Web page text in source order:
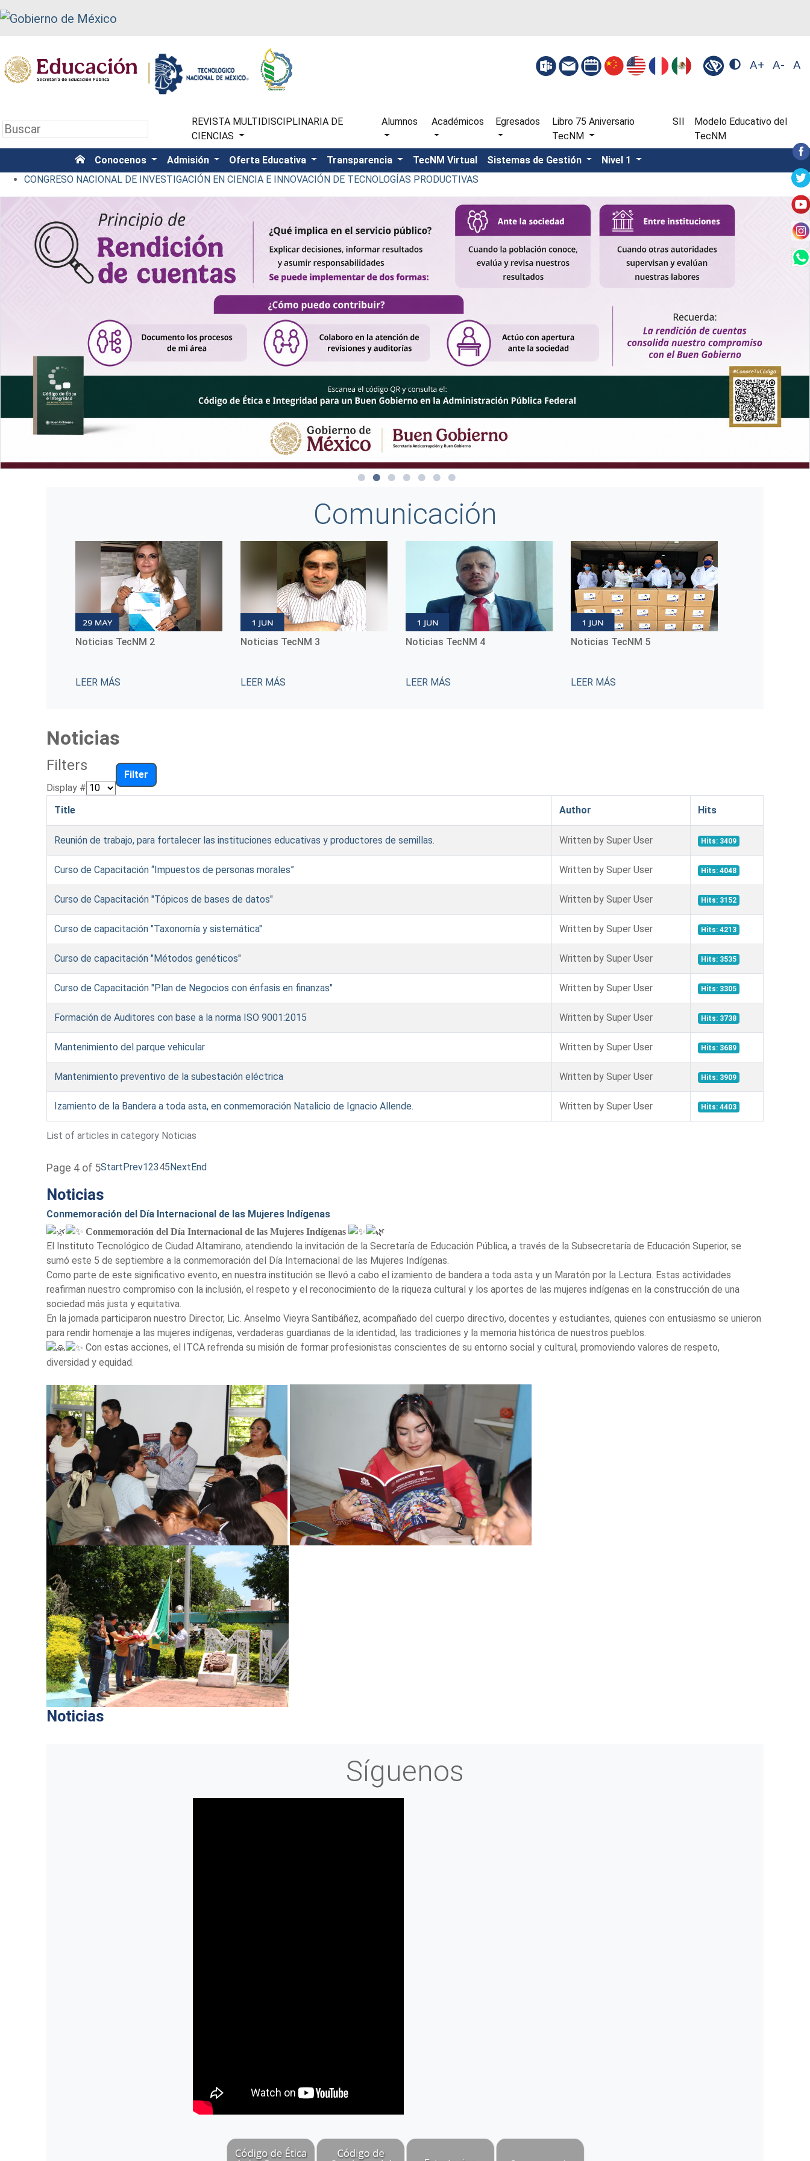
A+ A- A
REVISTA MULTIDISCIPLINARIA DE
CIENCIAS
Alumnos Académicos Egresados
Libro 75 Aniversario
TecNM
SII
Modelo Educativo del
TecNM
Conocenos Admisión Oferta Educativa Transparencia TecNM Virtual Sistemas de Gestión
Nivel 1
CONGRESO NACIONAL DE INVESTIGACIÓN EN CIENCIA E INNOVACIÓN DE TECNOLOGÍAS PRODUCTIVAS
Comunicación
Noticias TecNM 3
LEER MÁS
Noticias TecNM 4
LEER MÁS
Noticias TecNM 5
LEER MÁS
Conmemoración del Día
LEER MÁS
Noticias
Filters
Display #
Filter
List of articles in category Noticias
Title Author Hits
Reunión de trabajo, para fortalecer las instituciones educativas y productores de semillas. Written by Super User Hits: 3409
Curso de Capacitación “Impuestos de personas morales” Written by Super User Hits: 4048
Curso de Capacitación "Tópicos de bases de datos" Written by Super User Hits: 3152
Curso de capacitación "Taxonomía y sistemática" Written by Super User Hits: 4213
Curso de capacitación "Métodos genéticos" Written by Super User Hits: 3535
Curso de Capacitación "Plan de Negocios con énfasis en finanzas" Written by Super User Hits: 3305
Formación de Auditores con base a la norma ISO 9001:2015 Written by Super User Hits: 3738
Mantenimiento del parque vehicular Written by Super User Hits: 3689
Mantenimiento preventivo de la subestación eléctrica Written by Super User Hits: 3909
Izamiento de la Bandera a toda asta, en conmemoración Natalicio de Ignacio Allende. Written by Super User Hits: 4403
Page 4 of 5StartPrev12345NextEnd
Noticias
Conmemoración del Día Internacional de las Mujeres Indígenas
Conmemoración del Día Internacional de las Mujeres Indígenas
El Instituto Tecnológico de Ciudad Altamirano, atendiendo la invitación de la Secretaría de Educación Pública, a través de la Subsecretaría de Educación Superior, se
sumó este 5 de septiembre a la conmemoración del Día Internacional de las Mujeres Indígenas.
Como parte de este significativo evento, en nuestra institución se llevó a cabo el izamiento de bandera a toda asta y un Maratón por la Lectura. Estas actividades
reafirman nuestro compromiso con la inclusión, el respeto y el reconocimiento de la riqueza cultural y los aportes de las mujeres indígenas en la construcción de una
sociedad más justa y equitativa.
En la jornada participaron nuestro Director, Lic. Anselmo Vieyra Santibáñez, acompañado del cuerpo directivo, docentes y estudiantes, quienes con entusiasmo se unieron
para rendir homenaje a las mujeres indígenas, verdaderas guardianas de la identidad, las tradiciones y la memoria histórica de nuestros pueblos.
Con estas acciones, el ITCA refrenda su misión de formar profesionistas conscientes de su entorno social y cultural, promoviendo valores de respeto,
diversidad y equidad.
Noticias
Síguenos